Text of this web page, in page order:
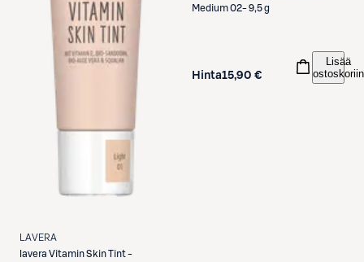
LAVERA
lavera Vitamin Skin Tint -
Medium 02- 9,5 g
Hinta15,90 €
Lisää
ostoskoriin